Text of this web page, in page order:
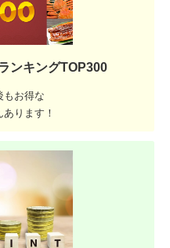
ンキングTOP300
もお得な
ります！